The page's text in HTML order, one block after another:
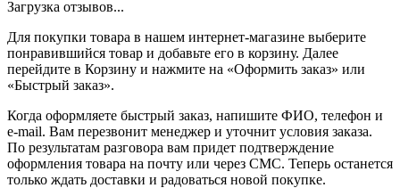
Загрузка отзывов...
Для покупки товара в нашем интернет-магазине выберите
понравившийся товар и добавьте его в корзину. Далее
перейдите в Корзину и нажмите на «Оформить заказ» или
«Быстрый заказ».
Когда оформляете быстрый заказ, напишите ФИО, телефон и
e-mail. Вам перезвонит менеджер и уточнит условия заказа.
По результатам разговора вам придет подтверждение
оформления товара на почту или через СМС. Теперь останется
только ждать доставки и радоваться новой покупке.